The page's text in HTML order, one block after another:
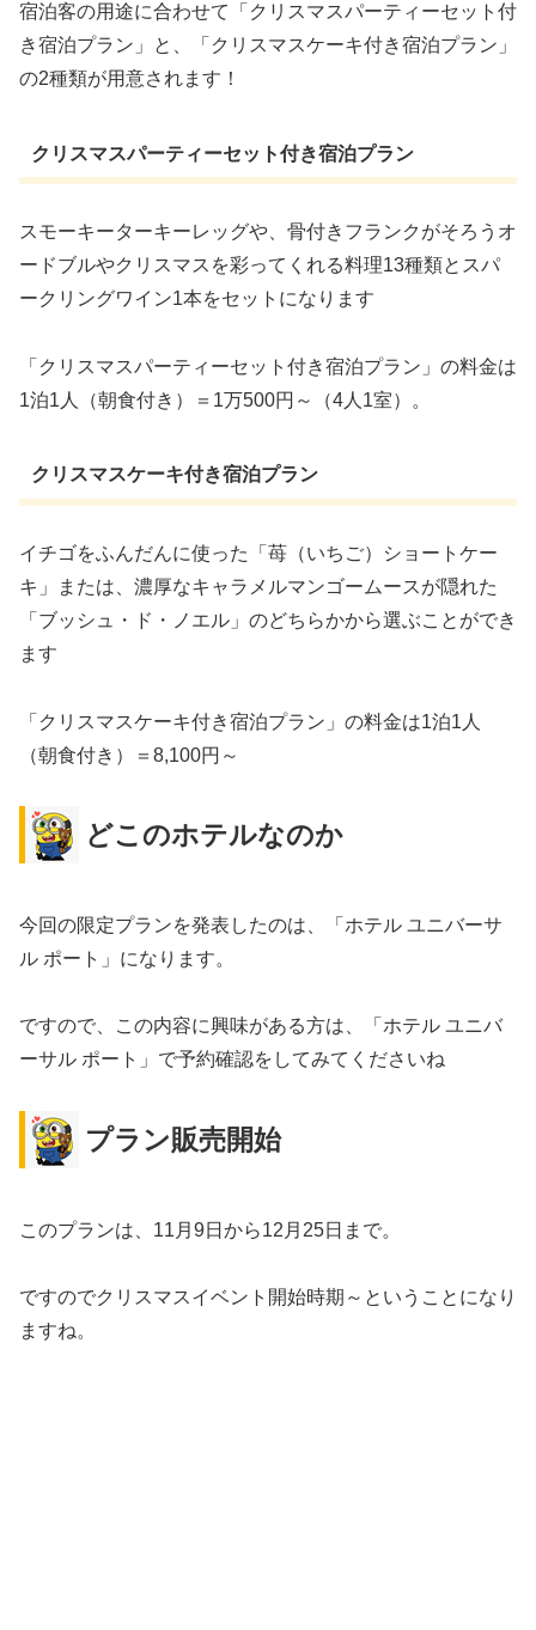
宿泊客の用途に合わせて「クリスマスパーティーセット付
き宿泊プラン」と、「クリスマスケーキ付き宿泊プラン」
の2種類が用意されます！
クリスマスパーティーセット付き宿泊プラン
スモーキーターキーレッグや、骨付きフランクがそろうオ
ードブルやクリスマスを彩ってくれる料理13種類とスパ
ークリングワイン1本をセットになります
「クリスマスパーティーセット付き宿泊プラン」の料金は
1泊1人（朝食付き）＝1万500円～（4人1室）。
クリスマスケーキ付き宿泊プラン
イチゴをふんだんに使った「苺（いちご）ショートケー
キ」または、濃厚なキャラメルマンゴームースが隠れた
「ブッシュ・ド・ノエル」のどちらかから選ぶことができ
ます
「クリスマスケーキ付き宿泊プラン」の料金は1泊1人
（朝食付き）＝8,100円～
どこのホテルなのか
今回の限定プランを発表したのは、「ホテル ユニバーサ
ル ポート」になります。
ですので、この内容に興味がある方は、「ホテル ユニバ
ーサル ポート」で予約確認をしてみてくださいね
プラン販売開始
このプランは、11月9日から12月25日まで。
ですのでクリスマスイベント開始時期～ということになり
ますね。